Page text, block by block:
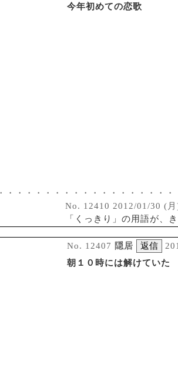
今年初めての恋歌
・・・・・・・・・・・・・・・・・
No. 12410 2012/01/30 (
「くっきり」の用語が、
No. 12407 隠居
朝１０時には解けていた